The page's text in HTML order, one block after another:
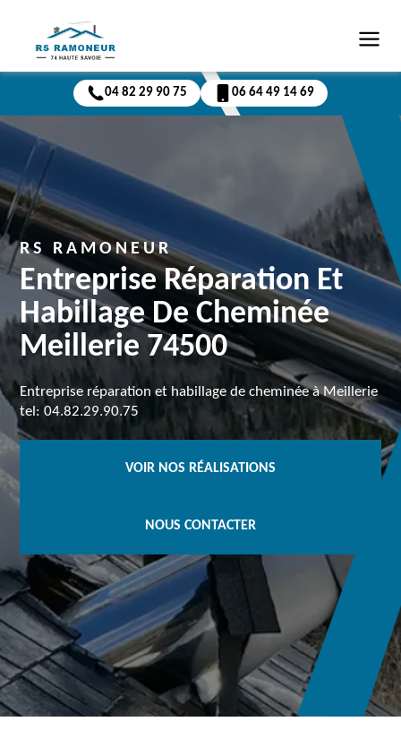
04 82 29 90 75 06 64 49 14 69
RS RAMONEUR
Entreprise Réparation Et
Habillage De Cheminée
Meillerie 74500
Entreprise réparation et habillage de cheminée à Meillerie
tel: 04.82.29.90.75
VOIR NOS RÉALISATIONS
NOUS CONTACTER